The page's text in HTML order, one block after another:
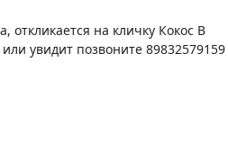
откликается на кличку Кокос В
увидит позвоните 89832579159